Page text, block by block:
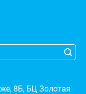
8Б, БЦ Золотая